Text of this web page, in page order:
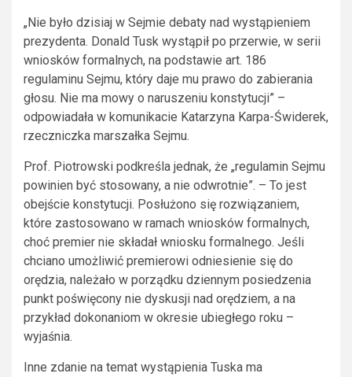
„Nie było dzisiaj w Sejmie debaty nad wystąpieniem
prezydenta. Donald Tusk wystąpił po przerwie, w serii
wniosków formalnych, na podstawie art. 186
regulaminu Sejmu, który daje mu prawo do zabierania
głosu. Nie ma mowy o naruszeniu konstytucji” –
odpowiadała w komunikacie Katarzyna Karpa-Świderek,
rzeczniczka marszałka Sejmu.
Prof. Piotrowski podkreśla jednak, że „regulamin Sejmu
powinien być stosowany, a nie odwrotnie”. – To jest
obejście konstytucji. Posłużono się rozwiązaniem,
które zastosowano w ramach wniosków formalnych,
choć premier nie składał wniosku formalnego. Jeśli
chciano umożliwić premierowi odniesienie się do
orędzia, należało w porządku dziennym posiedzenia
punkt poświęcony nie dyskusji nad orędziem, a na
przykład dokonaniom w okresie ubiegłego roku –
wyjaśnia.
Inne zdanie na temat wystąpienia Tuska ma